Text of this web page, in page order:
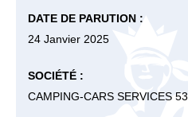
DATE DE PARUTION :
24 Janvier 2025
SOCIÉTÉ :
CAMPING-CARS SERVICES 53.